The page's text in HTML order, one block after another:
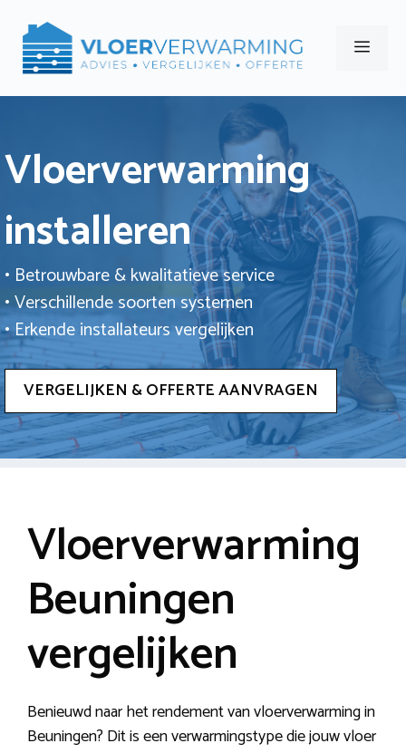
naar
Menu
Vloerverwarming
installeren
• Betrouwbare & kwalitatieve service
• Verschillende soorten systemen
• Erkende installateurs vergelijken
VERGELIJKEN & OFFERTE AANVRAGEN
Vloerverwarming
Beuningen
vergelijken
Benieuwd naar het rendement van vloerverwarming in
Beuningen? Dit is een verwarmingstype die jouw vloer